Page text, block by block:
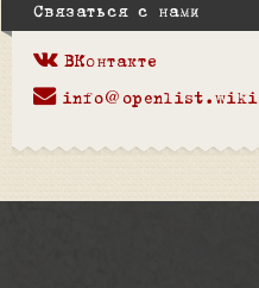
Связаться с нами
ВКонтакте
info@openlist.wiki